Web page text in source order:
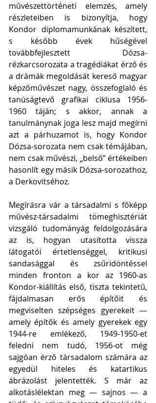
művészettörténeti elemzés, amely
részleteiben is bizonyítja, hogy
Kondor diplomamunkának készített,
s később évek hűségével
továbbfejlesztett Dózsa-
rézkarcsorozata a tragédiákat érző és
a drámák megoldását kereső magyar
képzőművészet nagy, összefoglaló és
tanúságtevő grafikai ciklusa 1956-
1960 táján; s akkor, annak a
tanulmánynak joga lesz majd megírni
azt a párhuzamot is, hogy Kondor
Dózsa-sorozata nem csak témájában,
nem csak művészi, „belső” értékeiben
hasonlít egy másik Dózsa-sorozathoz,
a Derkovitséhoz.
Megírásra vár a társadalmi s főképp
művész-társadalmi tömeghisztériát
vizsgáló tudományág feldolgozására
az is, hogyan utasította vissza
látogatói értetlenséggel, kritikusi
sandasággal és zsűridöntéssel
minden fronton a kor az 1960-as
Kondor-kiállítás első, tiszta tekintetű,
fájdalmasan erős építőit és
megviselten szépséges gyerekeit —
amely építők és amely gyerekek egy
1944-re emlékező, 1949-1950-et
feledni nem tudó, 1956-ot még
sajgóan érző társadalom számára az
egyedül hiteles és katartikus
ábrázolást jelentették. S már az
alkotáslélektan meg — sajnos — a